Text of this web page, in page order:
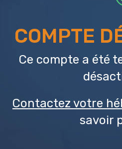
COMPTE
Ce compte a été
Contactez votre
savoir